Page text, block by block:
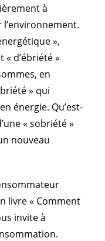
à
l’environnement.
»,
« d’ébriété »
en
» qui
énergie. Qu’est-
« sobriété »
nouveau
livre « Comment
invite à